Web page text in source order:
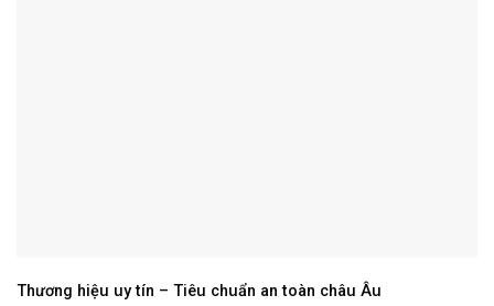
Thương hiệu uy tín – Tiêu chuẩn an toàn châu Âu